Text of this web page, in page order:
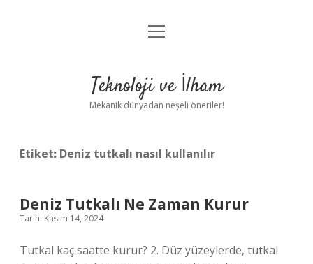
Anasayfa
Yasal Uyarı
menüyü
Teknoloji ve İlham
Mekanik dünyadan neşeli öneriler!
Etiket: Deniz tutkalı nasıl kullanılır
Deniz Tutkalı Ne Zaman Kurur
Tarih: Kasım 14, 2024
Tutkal kaç saatte kurur? 2. Düz yüzeylerde, tutkal